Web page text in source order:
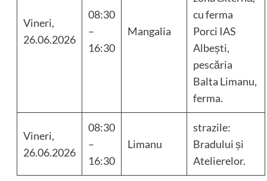
Vineri,
26.06.2026
08:30
–
16:30
Mangalia
cu ferma
Porci IAS
Albești,
pescăria
Balta Limanu,
ferma.
Vineri,
26.06.2026
08:30
–
16:30
Limanu
strazile:
Bradului și
Atelierelor.